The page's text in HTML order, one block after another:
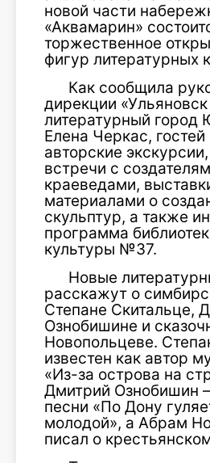
новой части
«Аквамарин»
торжественное
фигур литературных
Как сообщила
дирекции
литературный
Елена Черкас,
авторские
встречи с
краеведами,
материалами о
скульптур, а также
программа
культуры №37.
Новые
расскажут о
Степане Скитальце,
Ознобишине и
Новопольцеве.
известен как автор
«Из-за острова на
Дмитрий Ознобишин
песни «По Дону
молодой», а Абрам
писал о